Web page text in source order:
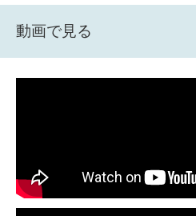
動画で見る